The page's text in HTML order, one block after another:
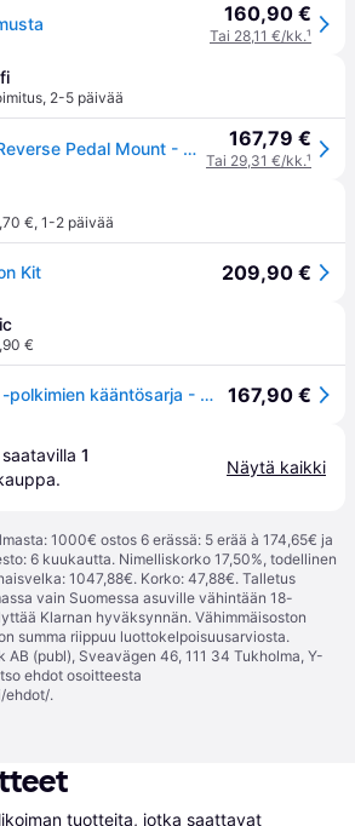
160,90 €
Tai 28,11 €/kk.¹
, 2-5 päivää
Moza Racing CRP2 Reverse Pedal Mount - Sim Racing -tarvike 167,79 €
Tai 29,31 €/kk.¹
€, 1-2 päivää
Kit 209,90 €
€
MOZA Racing CRP2 -polkimien kääntösarja - Musta 167,90 €
1
.
Näytä kaikki
1000€ ostos 6 erässä: 5 erää à 174,65€ ja
6 kuukautta. Nimelliskorko 17,50%, todellinen
1047,88€. Korko: 47,88€. Talletus
vain Suomessa asuville vähintään 18-
Klarnan hyväksynnän. Vähimmäisoston
summa riippuu luottokelpoisuusarviosta.
AB (publ), Sveavägen 46, 111 34 Tukholma, Y-
ehdot osoitteesta
ehdot/.
tuotteita, jotka saattavat